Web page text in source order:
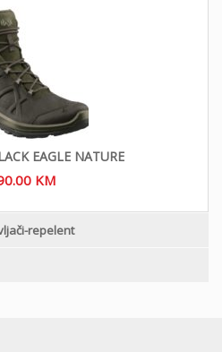
EAGLE NATURE
KM
repelent